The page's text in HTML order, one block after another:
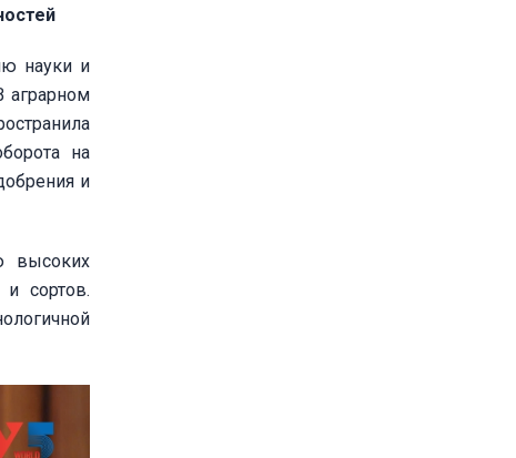
науки и
аграрном
на
и
высоких
сортов.